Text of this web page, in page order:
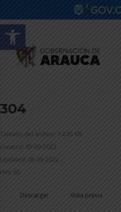
Abrir barra de herramientas
304
Tamaño del archivo: 14.65 KB
Created: 05-09-2022
Updated: 05-09-2022
Hits: 60
Descargar Vista previa